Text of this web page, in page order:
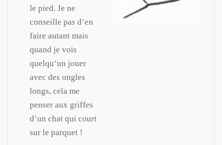
le pied. Je ne
conseille pas d’en
faire autant mais
quand je vois
quelqu’un jouer
avec des ongles
longs, cela me
penser aux griffes
d’un chat qui court
sur le parquet !